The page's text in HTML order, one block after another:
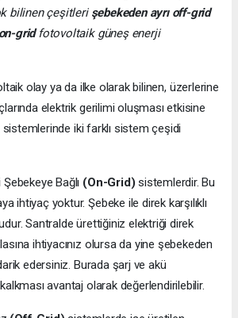
bilinen çeşitleri şebekeden ayrı off-grid
gridfotovoltaik güneş enerji
olay ya da ilke olarak bilinen, üzerlerine
elektrik gerilimi oluşması etkisine
sistemlerinde iki farklı sistem çeşidi
Bağlı (On-Grid) sistemlerdir. Bu
ihtiyaç yoktur. Şebeke ile direk karşılıklı
Santralde ürettiğiniz elektriği direk
ihtiyacınız olursa da yine şebekeden
edersiniz. Burada şarj ve akü
avantaj olarak değerlendirilebilir.